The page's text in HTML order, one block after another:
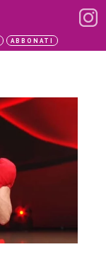
ABBONATI